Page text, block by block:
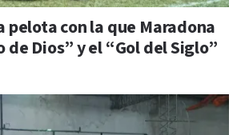
pelota con la que Maradona
de Dios” y el “Gol del Siglo”